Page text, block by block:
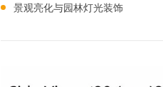
景观亮化与园林灯光装饰